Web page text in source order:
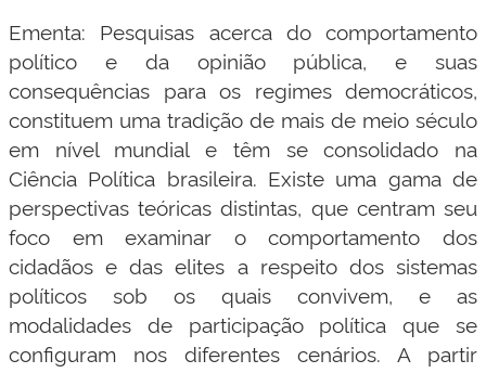
Ementa: Pesquisas acerca do comportamento
político e da opinião pública, e suas
consequências para os regimes democráticos,
constituem uma tradição de mais de meio século
em nível mundial e têm se consolidado na
Ciência Política brasileira. Existe uma gama de
perspectivas teóricas distintas, que centram seu
foco em examinar o comportamento dos
cidadãos e das elites a respeito dos sistemas
políticos sob os quais convivem, e as
modalidades de participação política que se
configuram nos diferentes cenários. A partir